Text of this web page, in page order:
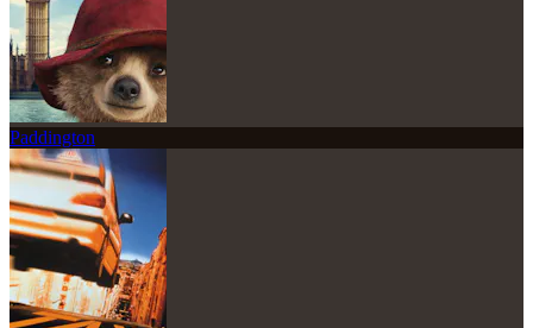
Paddington